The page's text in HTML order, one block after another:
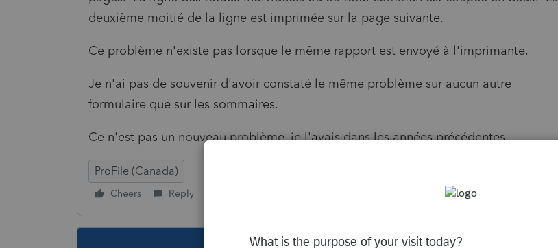
deuxième moitié de la ligne est imprimée sur la page suivante.
Ce problème n'existe pas lorsque le même rapport est envoyé à l'imprimante.
Je n'ai pas de souvenir d'avoir constaté le même problème sur aucun autre
formulaire que sur les sommaires.
Ce n'est pas un nouveau problème, je l'avais dans les années précédentes.
ProFile (Canada)
Cheers Reply